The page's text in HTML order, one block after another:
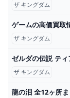
ザ キングダム
ゲームの高価買取
ザ キングダム
ゼルダの伝説 テ
ザ キングダム